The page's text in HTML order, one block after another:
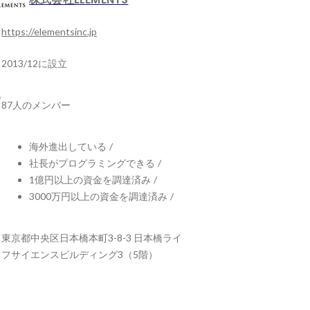
https://elementsinc.jp
2013/12に設立
87人のメンバー
海外進出している /
社長がプログラミングできる /
1億円以上の資金を調達済み /
3000万円以上の資金を調達済み /
東京都中央区日本橋本町3-8-3 日本橋ライ
フサイエンスビルディング3（5階）